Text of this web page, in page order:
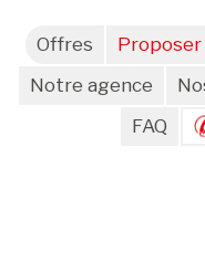
Offres Proposer
Notre agence
FAQ